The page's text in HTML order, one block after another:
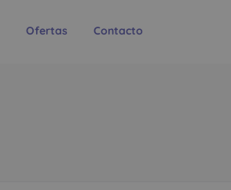
Ofertas Contacto